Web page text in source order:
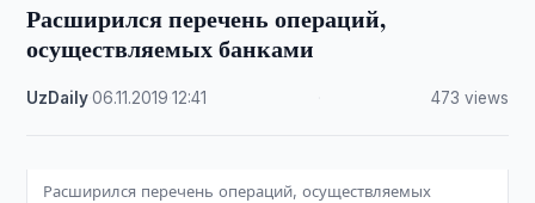
Расширился перечень операций,
осуществляемых банками
UzDaily·06.11.2019 ·12:41 473 views
Расширился перечень операций, осуществляемых